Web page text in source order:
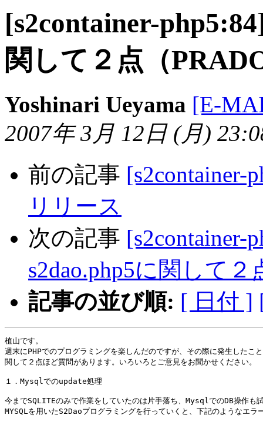
[s2container-
関して２点（
Yoshinari Ueyama [E-
2007年 3月 12日 (月)
前の記事 [s2container-
リリース
次の記事 [s2container-
s2dao.php5に関して２
記事の並び順: [ 日付 ]
植山です。
週末にPHPでのプログラミングを楽しんだのですが、その際に発生したこ
関して２点ほど質問があります。いろいろとご意見をお聞かせください。
１．Mysqlでのupdate処理
今までSQLITEのみで作業をしていたのは片手落ち、MysqlでのDB操作も
MYSQLを用いたS2Daoプログラミングを行っていくと、下記のようなエラ